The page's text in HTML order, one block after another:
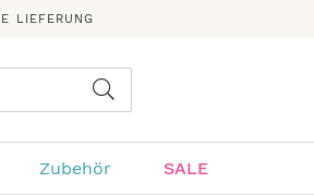
LIEFERUNG
Zubehör SALE